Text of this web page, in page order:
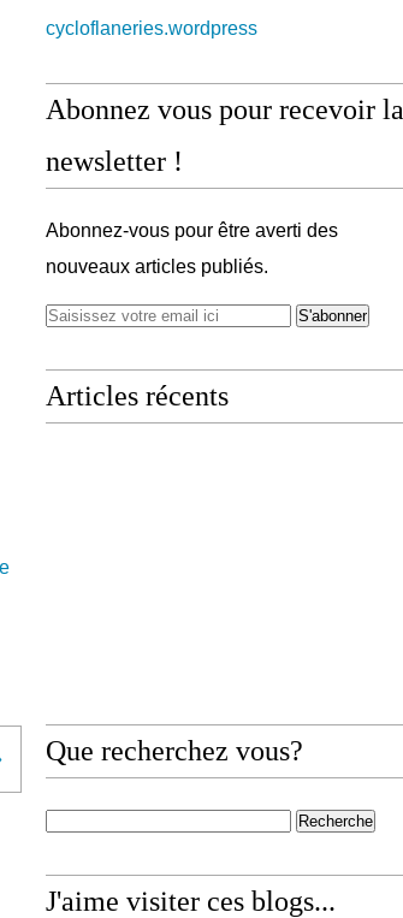
cycloflaneries.wordpress
Abonnez vous pour recevoir la
newsletter !
Abonnez-vous pour être averti des
nouveaux articles publiés.
Articles récents
Que recherchez vous?
J'aime visiter ces blogs...